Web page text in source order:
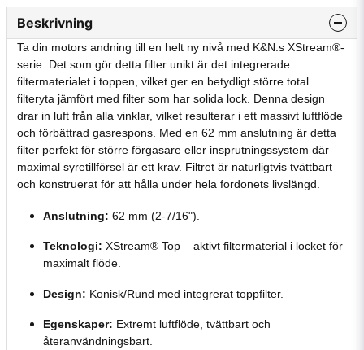
Beskrivning
Ta din motors andning till en helt ny nivå med K&N:s XStream®-
serie. Det som gör detta filter unikt är det integrerade
filtermaterialet i toppen, vilket ger en betydligt större total
filteryta jämfört med filter som har solida lock. Denna design
drar in luft från alla vinklar, vilket resulterar i ett massivt luftflöde
och förbättrad gasrespons. Med en 62 mm anslutning är detta
filter perfekt för större förgasare eller insprutningssystem där
maximal syretillförsel är ett krav. Filtret är naturligtvis tvättbart
och konstruerat för att hålla under hela fordonets livslängd.
Anslutning: 62 mm (2-7/16").
Teknologi: XStream® Top – aktivt filtermaterial i locket för
maximalt flöde.
Design: Konisk/Rund med integrerat toppfilter.
Egenskaper: Extremt luftflöde, tvättbart och
återanvändningsbart.